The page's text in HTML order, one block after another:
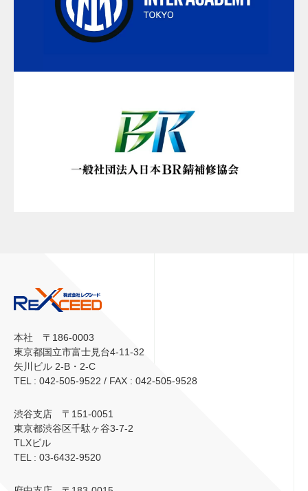
本社 〒186-0003
東京都国立市富士見台4-11-32
矢川ビル 2-B・2-C
TEL : 042-505-9522 / FAX : 042-505-9528
渋谷支店 〒151-0051
東京都渋谷区千駄ヶ谷3-7-2
TLXビル
TEL : 03-6432-9520